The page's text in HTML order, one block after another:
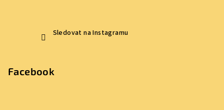
Sledovat na Instagramu
Facebook